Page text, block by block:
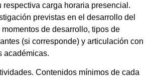
respectiva carga horaria presencial.
previstas en el desarrollo del
de desarrollo, tipos de
(si corresponde) y articulación con
académicas.
Contenidos mínimos de cada